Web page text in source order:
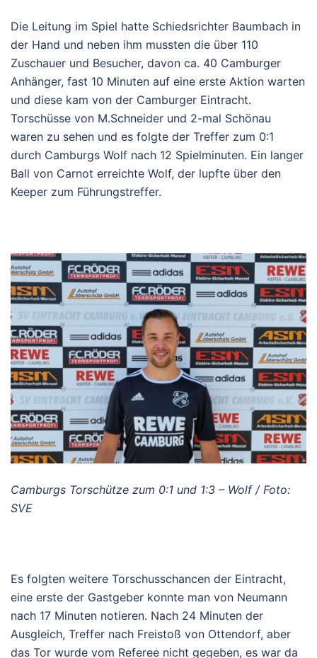
Die Leitung im Spiel hatte Schiedsrichter Baumbach in
der Hand und neben ihm mussten die über 110
Zuschauer und Besucher, davon ca. 40 Camburger
Anhänger, fast 10 Minuten auf eine erste Aktion warten
und diese kam von der Camburger Eintracht.
Torschüsse von M.Schneider und 2-mal Schönau
waren zu sehen und es folgte der Treffer zum 0:1
durch Camburgs Wolf nach 12 Spielminuten. Ein langer
Ball von Carnot erreichte Wolf, der lupfte über den
Keeper zum Führungstreffer.
Camburgs Torschütze zum 0:1 und 1:3 – Wolf / Foto:
SVE
Es folgten weitere Torschusschancen der Eintracht,
eine erste der Gastgeber konnte man von Neumann
nach 17 Minuten notieren. Nach 24 Minuten der
Ausgleich, Treffer nach Freistoß von Ottendorf, aber
das Tor wurde vom Referee nicht gegeben, es war da